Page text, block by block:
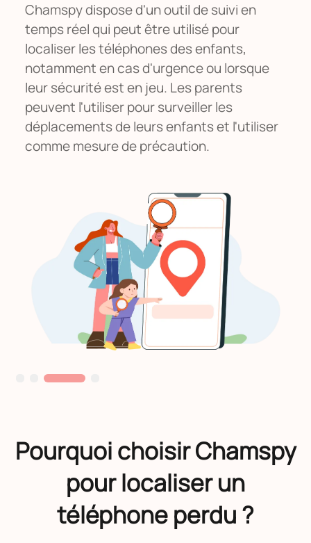
Chamspy dispose d'un outil de suivi en
temps réel qui peut être utilisé pour
localiser les téléphones des enfants,
notamment en cas d'urgence ou lorsque
leur sécurité est en jeu. Les parents
peuvent l'utiliser pour surveiller les
déplacements de leurs enfants et l'utiliser
comme mesure de précaution.
Pourquoi choisir Chamspy
pour localiser un
téléphone perdu ?